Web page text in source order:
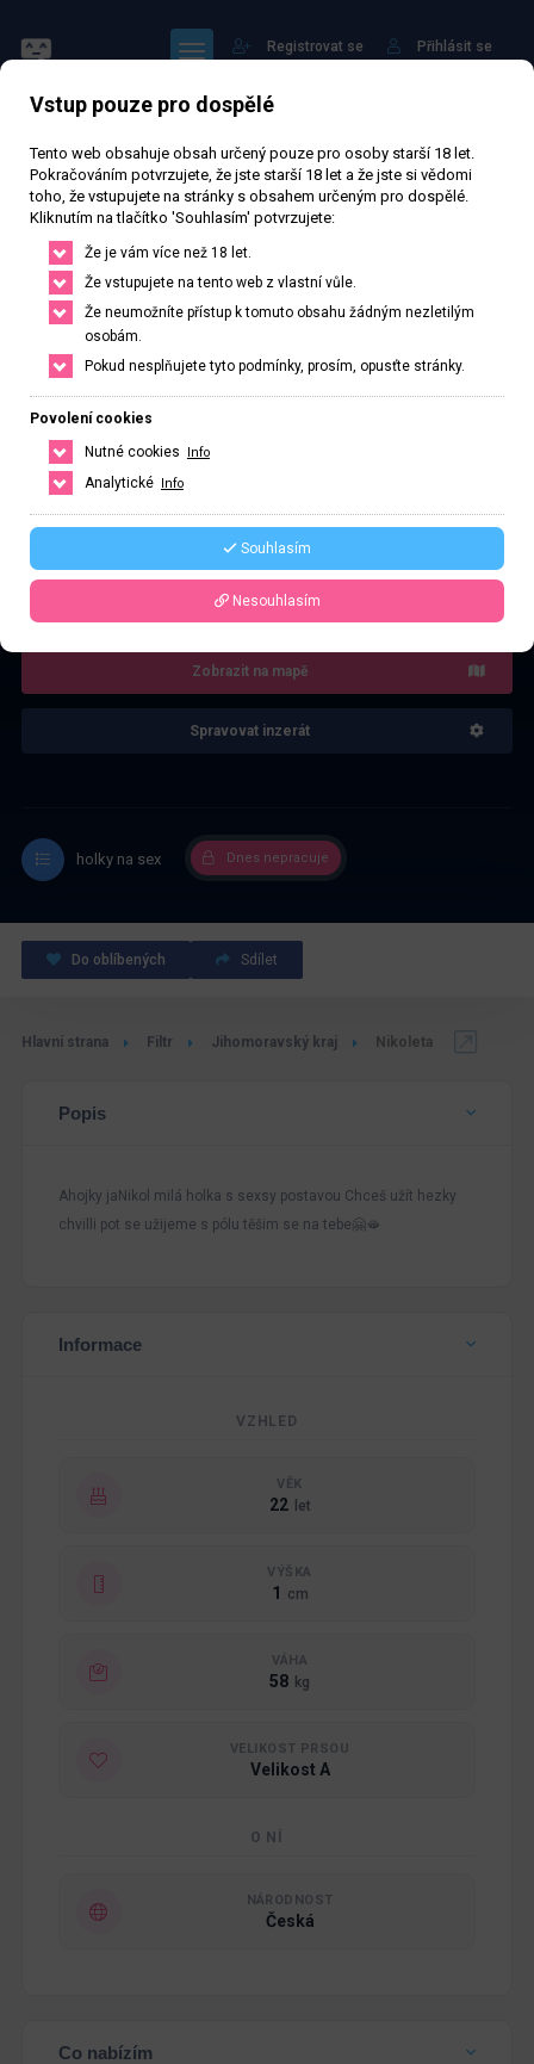
Přihlásit se
Registrovat se
Nikoleta
74 826 zhlédnutí
let 1cm
Brno, Jihomoravský kraj, Česká republika
Řekněte že voláte z webu www.privatzone.com
5.0 Recenze: 2
Zobrazit na mapě
Spravovat inzerát
holky na sex Dnes nepracuje
Do oblíbených Sdílet
Hlavní strana Filtr Jihomoravský kraj Nikoleta
Popis
Ahojky jaNikol milá holka s sexsy postavou Chceš užít hezky
chvilli pot se užijeme s pólu těšim se na tebe🤗🫦
Informace
VZHLED
VĚK
22 let
VÝŠKA
1 cm
VÁHA
58 kg
VELIKOST PRSOU
Velikost A
O NÍ
NÁRODNOST
Česká
Co nabízím
Vstup pouze pro dospělé
Tento web obsahuje obsah určený pouze pro osoby starší 18 let.
Pokračováním potvrzujete, že jste starší 18 let a že jste si vědomi
toho, že vstupujete na stránky s obsahem určeným pro dospělé.
Kliknutím na tlačítko 'Souhlasím' potvrzujete:
Že je vám více než 18 let.
Že vstupujete na tento web z vlastní vůle.
Že neumožníte přístup k tomuto obsahu žádným nezletilým
osobám.
Pokud nesplňujete tyto podmínky, prosím, opusťte stránky.
Povolení cookies
Nutné cookies
Info
Analytické Info
Souhlasím
Nesouhlasím